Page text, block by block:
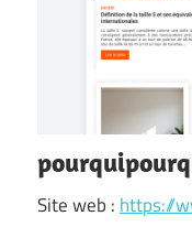
Site web : https://